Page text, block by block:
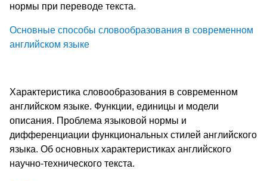
нормы при переводе текста.
Основные способы словообразования в современном
английском языке
Характеристика словообразования в современном
английском языке. Функции, единицы и модели
описания. Проблема языковой нормы и
дифференциации функциональных стилей английского
языка. Об основных характеристиках английского
научно-технического текста.